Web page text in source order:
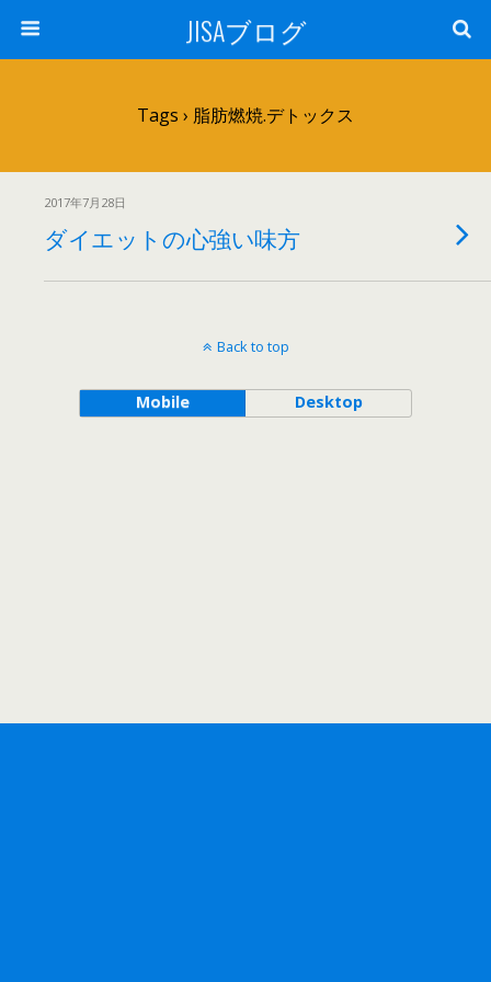
JISAブログ
Tags › 脂肪燃焼.デトックス
2017年7月28日
ダイエットの心強い味方
Back to top
Mobile Desktop